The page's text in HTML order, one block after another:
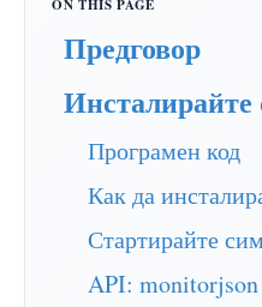
Предговор
Инсталирайте
Програмен код
Как да
Стартирайте
API: monitorjson